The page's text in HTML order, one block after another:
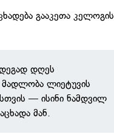
გააკეთა კელოგის
დღეს
მადლობა ლიეტუვის
— ისინი ნამდვილ
მან.